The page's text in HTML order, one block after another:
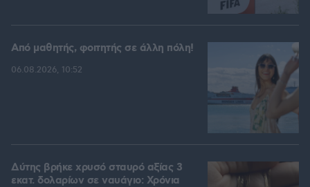
Από μαθητής, φοιτητής σε άλλη πόλη!
06.08.2026, 10:52
Δύτης βρήκε χρυσό σταυρό αξίας 3
εκατ. δολαρίων σε ναυάγιο: Χρόνια